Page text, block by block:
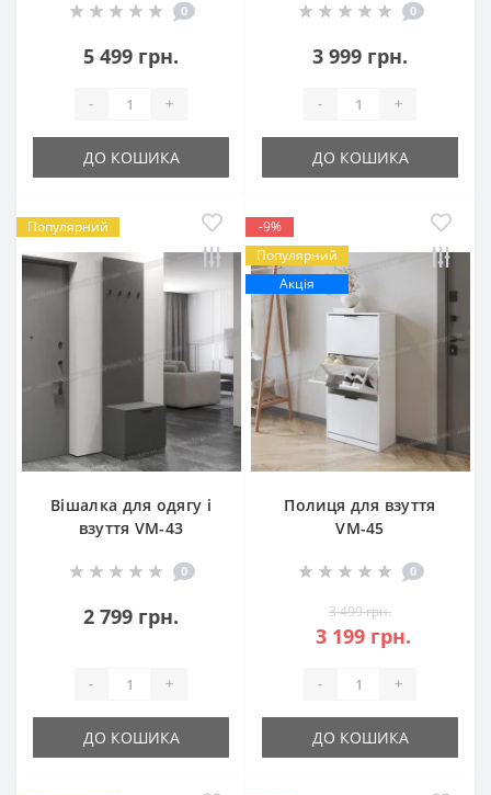
0
5 499 грн.
- +
ДО КОШИКА
0
3 999 грн.
- +
ДО КОШИКА
Популярний
Вішалка для одягу і
взуття VM-43
0
2 799 грн.
- +
ДО КОШИКА
-9%
Популярний
Акція
Полиця для взуття
VM-45
0
3 499 грн.
3 199 грн.
- +
ДО КОШИКА